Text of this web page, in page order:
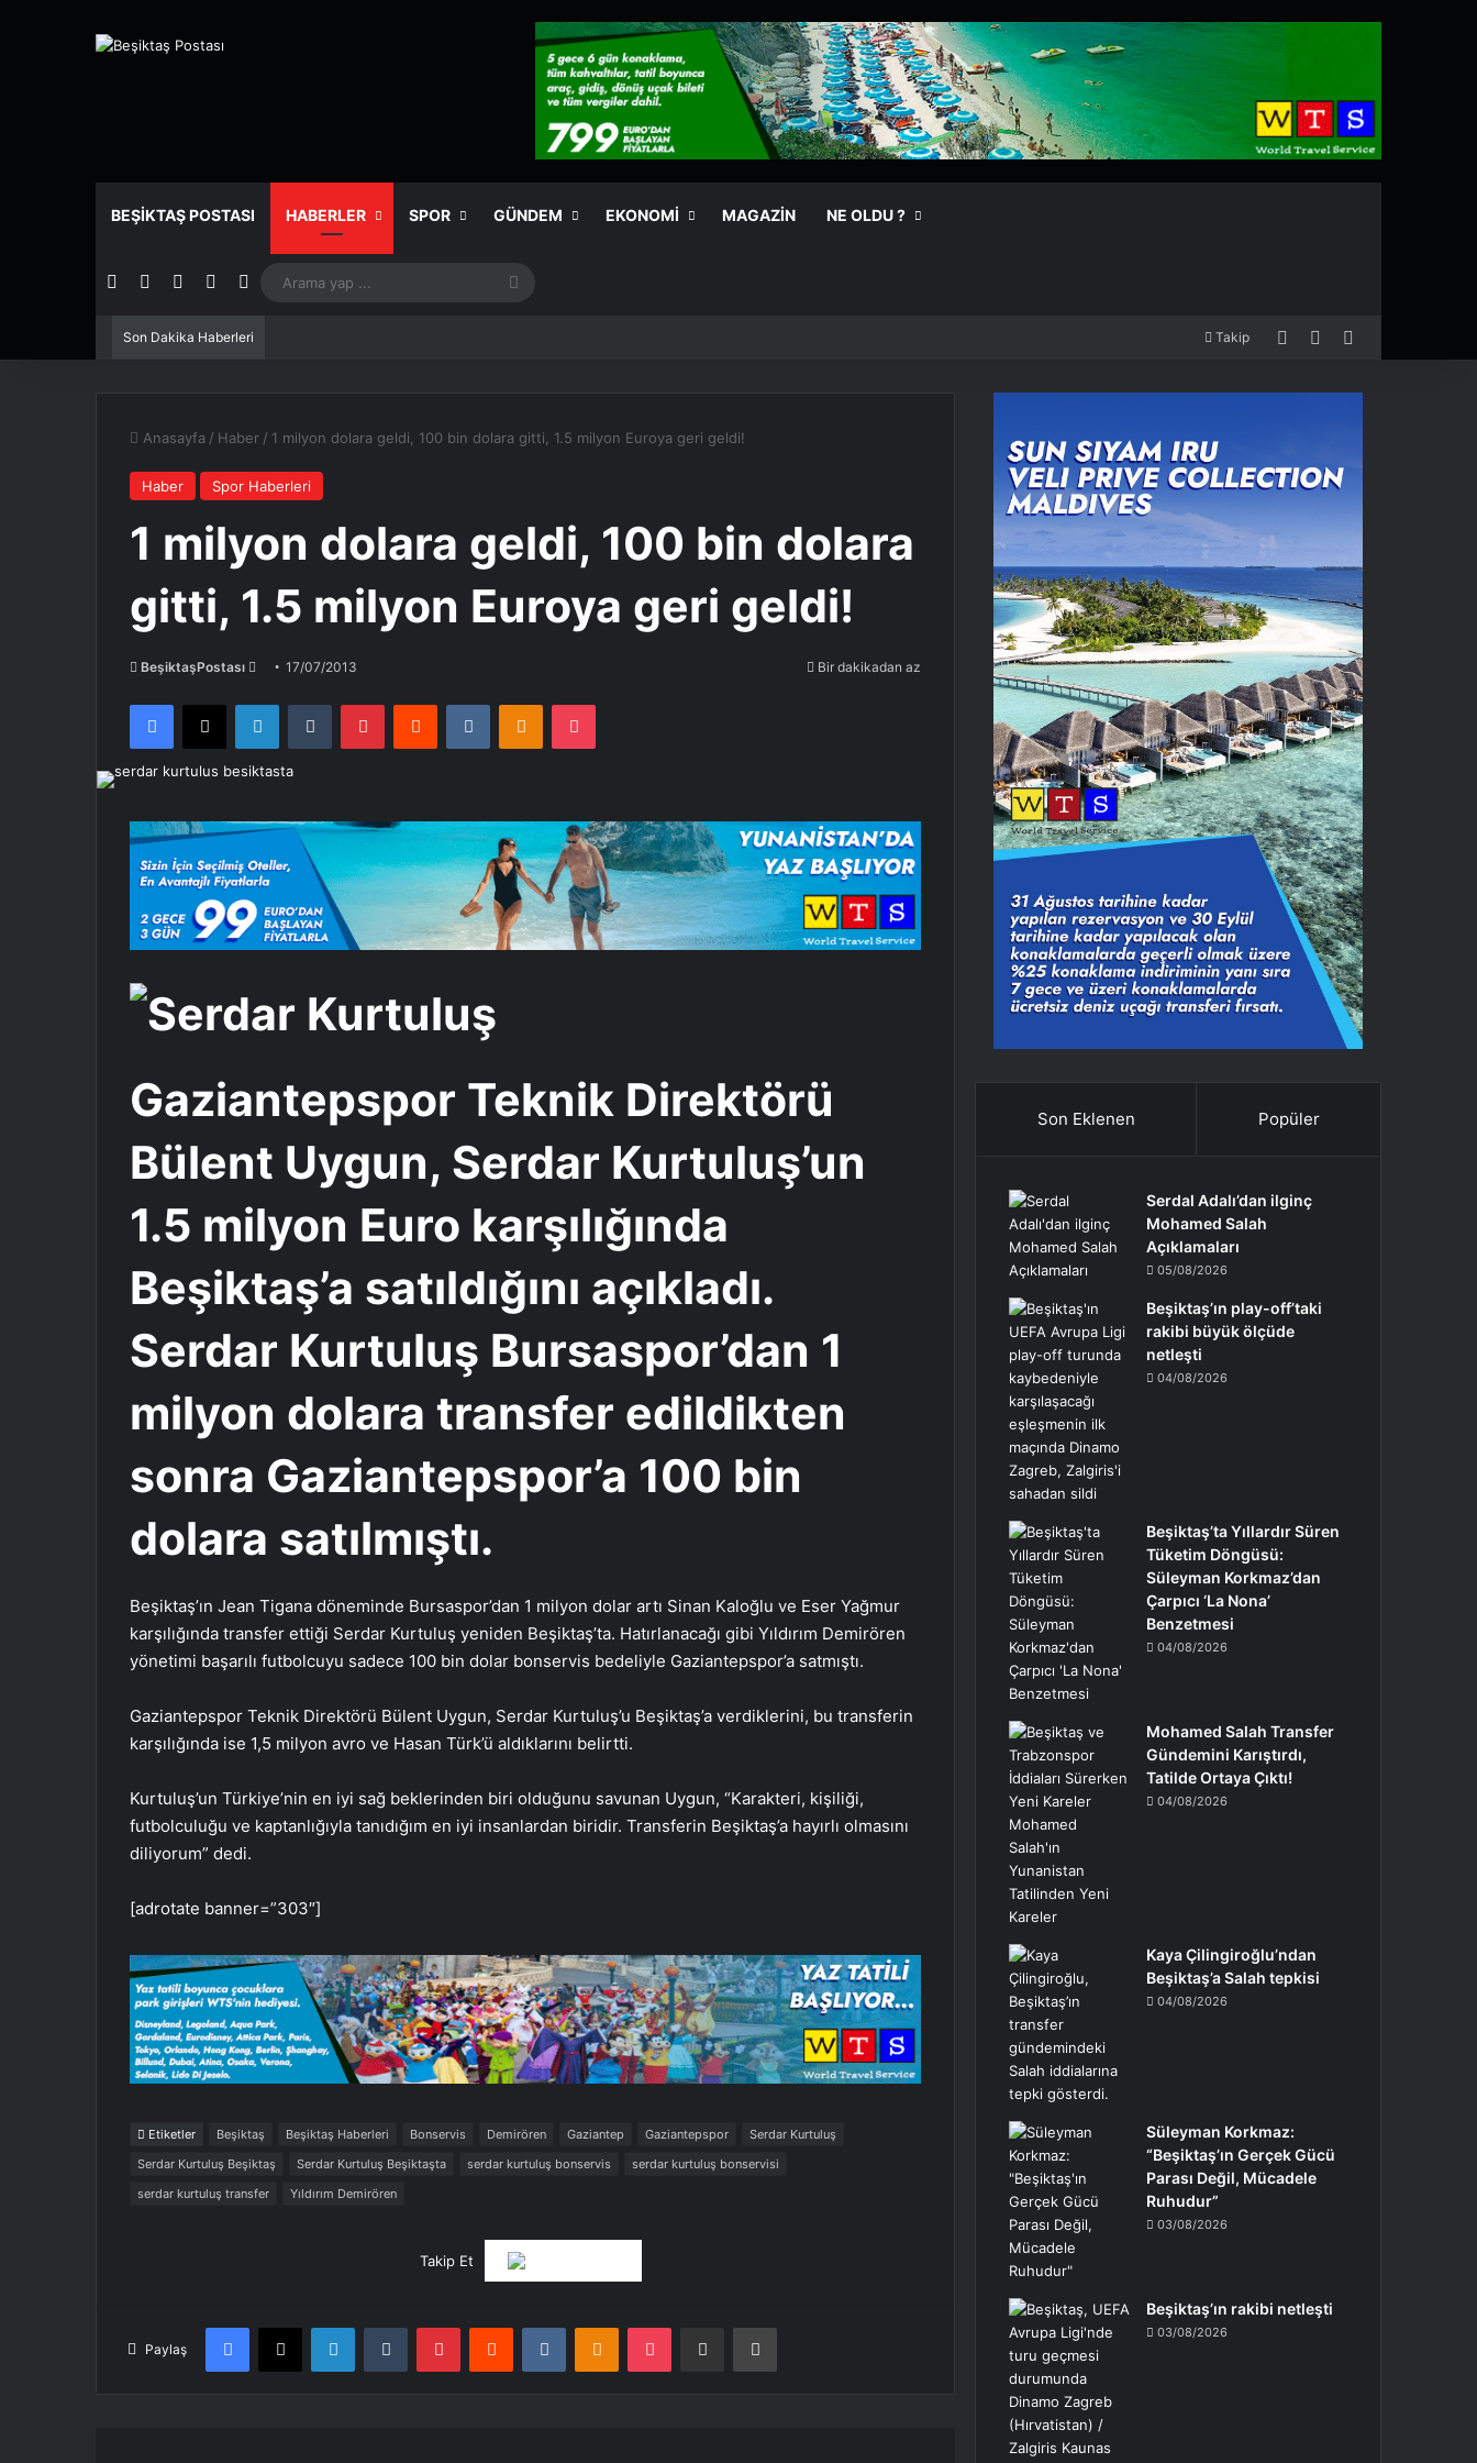
BEŞIKTAŞ POSTASI HABERLER SPOR GÜNDEM EKONOMI MAGAZIN NE OLDU ?
Facebook PinterestYouTubeInstagram
Arama
Son Dakika Haberleri Takip Kayıt OlRastgele Makale
Anasayfa / Haber / 1 milyon dolara geldi, 100 bin dolara gitti, 1.5 milyon Euroya geri geldi!
Haber Spor Haberleri
1 milyon dolara geldi, 100 bin dolara
gitti, 1.5 milyon Euroya geri geldi!
BeşiktaşPostası
posta
göndermek
17/07/2013 Bir dakikadan az
Facebook
X LinkedInTumblr PinterestReddit VKontakteOdnoklassniki
Pocket
Gaziantepspor Teknik Direktörü
Bülent Uygun, Serdar Kurtuluş’un
1.5 milyon Euro karşılığında
Beşiktaş’a satıldığını açıkladı.
Serdar Kurtuluş Bursaspor’dan 1
milyon dolara transfer edildikten
sonra Gaziantepspor’a 100 bin
dolara satılmıştı.
Beşiktaş’ın Jean Tigana döneminde Bursaspor’dan 1 milyon dolar artı Sinan Kaloğlu ve Eser Yağmur
karşılığında transfer ettiği Serdar Kurtuluş yeniden Beşiktaş’ta. Hatırlanacağı gibi Yıldırım Demirören
yönetimi başarılı futbolcuyu sadece 100 bin dolar bonservis bedeliyle Gaziantepspor’a satmıştı.
Gaziantepspor Teknik Direktörü Bülent Uygun, Serdar Kurtuluş’u Beşiktaş’a verdiklerini, bu transferin
karşılığında ise 1,5 milyon avro ve Hasan Türk’ü aldıklarını belirtti.
Kurtuluş’un Türkiye’nin en iyi sağ beklerinden biri olduğunu savunan Uygun, “Karakteri, kişiliği,
futbolculuğu ve kaptanlığıyla tanıdığım en iyi insanlardan biridir. Transferin Beşiktaş’a hayırlı olmasını
diliyorum” dedi.
[adrotate banner=”303″]
Etiketler Beşiktaş Beşiktaş Haberleri Bonservis Demirören Gaziantep Gaziantepspor
Serdar Kurtuluş
Serdar Kurtuluş Beşiktaş
Serdar Kurtuluş Beşiktaşta serdar kurtuluş bonservis
serdar kurtuluş bonservisi
serdar kurtuluş transfer
Yıldırım Demirören
Takip Et
Paylaş
Facebook
X LinkedInTumblr PinterestReddit VKontakteOdnoklassniki
Pocket E-Posta ile paylaş Yazdır
Son Eklenen Popüler
Serdal Adalı’dan ilginç
Mohamed Salah
Açıklamaları
05/08/2026
Beşiktaş’ın play-off’taki
rakibi büyük ölçüde
netleşti
04/08/2026
Beşiktaş’ta Yıllardır Süren
Tüketim Döngüsü:
Süleyman Korkmaz’dan
Çarpıcı ‘La Nona’
Benzetmesi
04/08/2026
Mohamed Salah Transfer
Gündemini Karıştırdı,
Tatilde Ortaya Çıktı!
04/08/2026
Kaya Çilingiroğlu’ndan
Beşiktaş’a Salah tepkisi
04/08/2026
Süleyman Korkmaz:
“Beşiktaş’ın Gerçek Gücü
Parası Değil, Mücadele
Ruhudur”
03/08/2026
Beşiktaş’ın rakibi netleşti
03/08/2026